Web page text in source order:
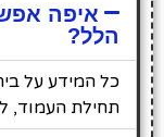
איפה
הלל?
כל המידע על
תחילת העמוד,